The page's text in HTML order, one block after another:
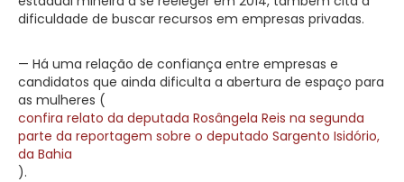
dificuldade de buscar recursos em empresas privadas.
— Há uma relação de confiança entre empresas e
candidatos que ainda dificulta a abertura de espaço para
as mulheres (
confira relato da deputada Rosângela Reis na segunda
parte da reportagem sobre o deputado Sargento Isidório,
da Bahia
).